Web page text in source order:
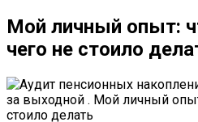
Мой личный опыт:
чего не стоило